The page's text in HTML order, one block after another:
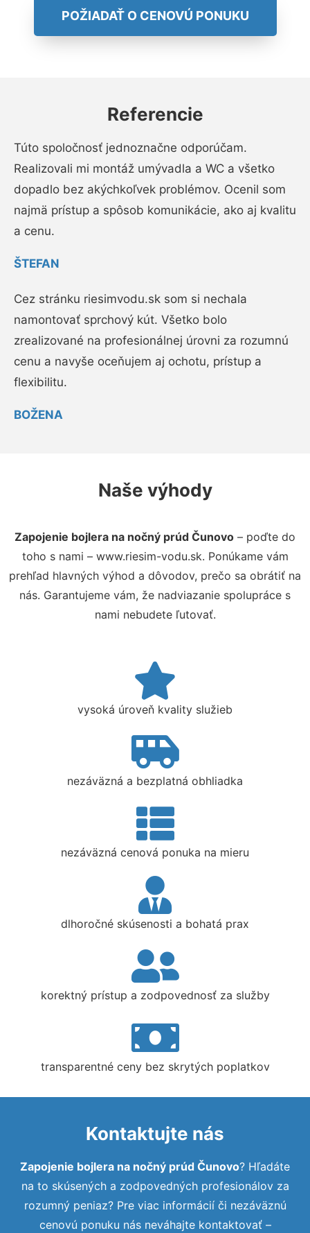
POŽIADAŤ O CENOVÚ PONUKU
Referencie
Túto spoločnosť jednoznačne odporúčam.
Realizovali mi montáž umývadla a WC a všetko
dopadlo bez akýchkoľvek problémov. Ocenil som
najmä prístup a spôsob komunikácie, ako aj kvalitu
a cenu.
ŠTEFAN
Cez stránku riesimvodu.sk som si nechala
namontovať sprchový kút. Všetko bolo
zrealizované na profesionálnej úrovni za rozumnú
cenu a navyše oceňujem aj ochotu, prístup a
flexibilitu.
BOŽENA
Naše výhody
Zapojenie bojlera na nočný prúd Čunovo – poďte do
toho s nami – www.riesim-vodu.sk. Ponúkame vám
prehľad hlavných výhod a dôvodov, prečo sa obrátiť na
nás. Garantujeme vám, že nadviazanie spolupráce s
nami nebudete ľutovať.
vysoká úroveň kvality služieb
nezáväzná a bezplatná obhliadka
nezáväzná cenová ponuka na mieru
dlhoročné skúsenosti a bohatá prax
korektný prístup a zodpovednosť za služby
transparentné ceny bez skrytých poplatkov
Kontaktujte nás
Zapojenie bojlera na nočný prúd Čunovo? Hľadáte
na to skúsených a zodpovedných profesionálov za
rozumný peniaz? Pre viac informácií či nezáväznú
cenovú ponuku nás neváhajte kontaktovať –